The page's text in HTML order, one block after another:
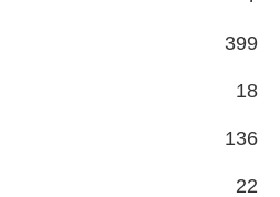
399
18
136
22